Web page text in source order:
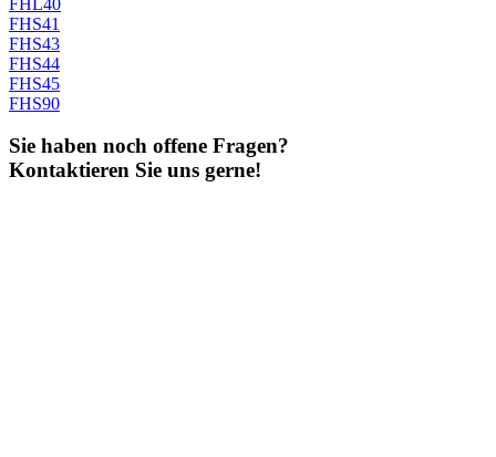
FHS41
FHS43
FHS44
FHS45
FHS90
Sie haben noch offene Fragen?
Kontaktieren Sie uns gerne!